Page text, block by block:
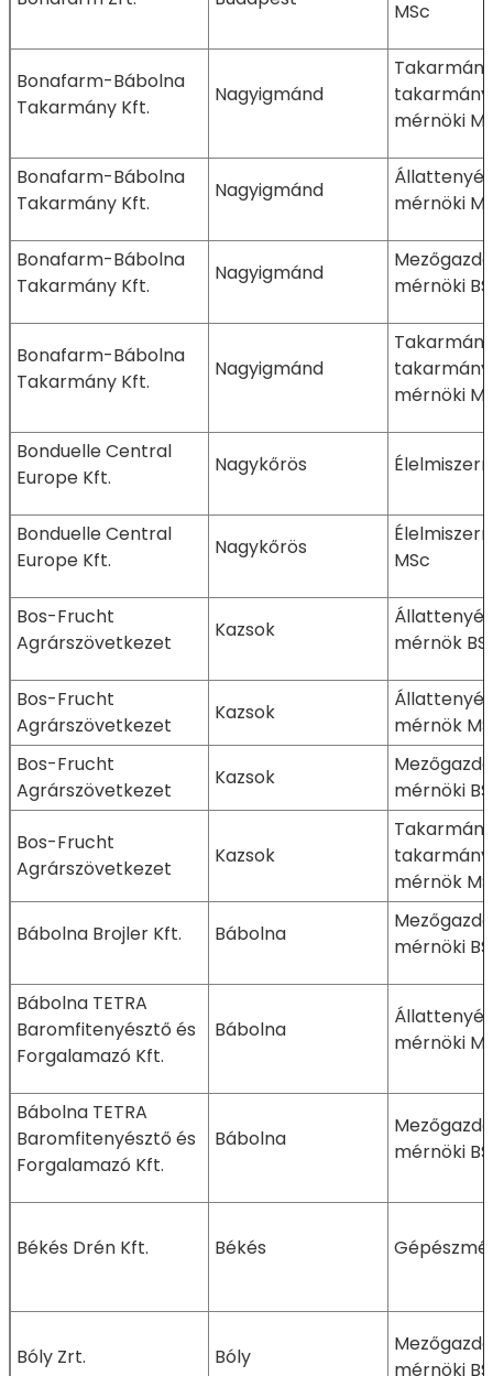
MSc
Bonafarm-Bábolna
Takarmány Kft.
Nagyigmánd
mérnöki
Bonafarm-Bábolna
Takarmány Kft.
Nagyigmánd
mérnöki
Bonafarm-Bábolna
Takarmány Kft.
Nagyigmánd
mérnöki
Bonafarm-Bábolna
Takarmány Kft.
Nagyigmánd
mérnöki
Bonduelle Central
Europe Kft.
Nagykőrös
Bonduelle Central
Europe Kft.
Nagykőrös
MSc
Bos-Frucht
Agrárszövetkezet
Kazsok
mérnök
Bos-Frucht
Agrárszövetkezet
Kazsok
mérnök
Bos-Frucht
Agrárszövetkezet
Kazsok
mérnöki
Bos-Frucht
Agrárszövetkezet
Kazsok
mérnök
Bábolna Brojler Kft. Bábolna
mérnöki
Bábolna TETRA
Baromfitenyésztő és
Forgalamazó Kft.
Bábolna
mérnöki
Bábolna TETRA
Baromfitenyésztő és
Forgalamazó Kft.
Bábolna
mérnöki
Békés Drén Kft. Békés
Bóly Zrt. Bóly
mérnöki